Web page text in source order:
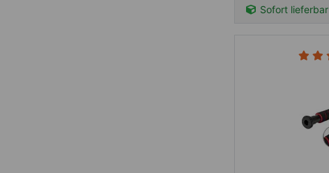
Sofort lieferbar